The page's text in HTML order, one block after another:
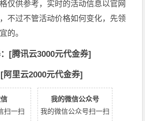
仅供参考，实时的活动信息以官网
不过不管活动价格如何变化，先领
的。
[腾讯云3000元代金券]
阿里云2000元代金券]
扫一扫
我的微信公众号
我的微信公众号扫一扫